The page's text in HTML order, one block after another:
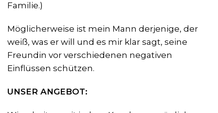
Familie.)
Möglicherweise ist mein Mann derjenige, der
weiß, was er will und es mir klar sagt, seine
Freundin vor verschiedenen negativen
Einflüssen schützen.
UNSER ANGEBOT: